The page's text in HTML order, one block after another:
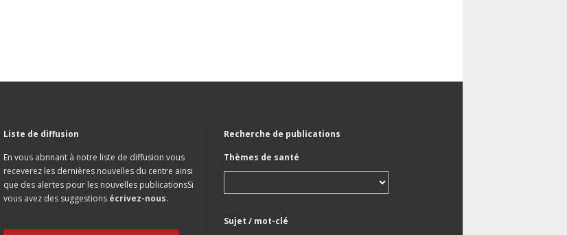
Liste de diffusion
En vous abnnant à notre liste de diffusion vous
receverez les dernières nouvelles du centre ainsi
que des alertes pour les nouvelles publicationsSi
vous avez des suggestions écrivez-nous.
Recherche de publications
Thèmes de santé
Sujet / mot-clé